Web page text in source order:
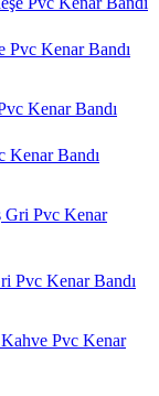
Pvc Kenar Bandı
Kenar Bandı
Pvc Kenar Bandı